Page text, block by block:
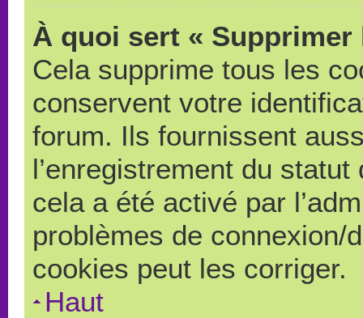
À quoi sert «
Cela supprime tous les
conservent votre
forum. Ils fournissent
l’enregistrement du
cela a été activé par
problèmes de connexion/
cookies peut les corriger.
Haut